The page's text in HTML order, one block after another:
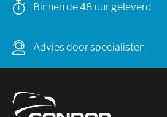
Binnen de 48 uur geleverd
Advies door specialisten